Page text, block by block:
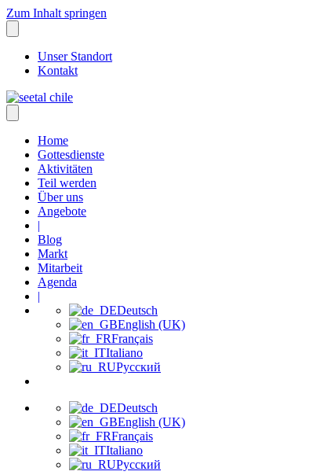
Zum Inhalt springen
Unser Standort
Kontakt
Home
Gottesdienste
Aktivitäten
Teil werden
Über uns
Angebote
|
Blog
Markt
Mitarbeit
Agenda
|
Deutsch
English (UK)
Français
Italiano
Русский
Deutsch
English (UK)
Français
Italiano
Русский